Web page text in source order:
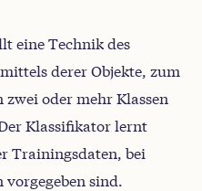
eine Technik des
derer Objekte, zum
oder mehr Klassen
Klassifikator lernt
Trainingsdaten, bei
sind.